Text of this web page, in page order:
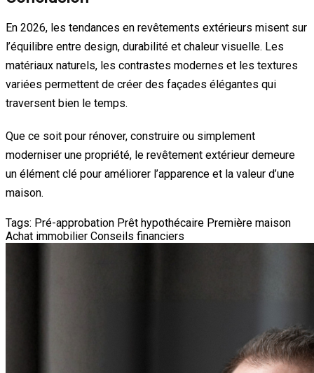
En 2026, les tendances en revêtements extérieurs misent sur
l’équilibre entre design, durabilité et chaleur visuelle. Les
matériaux naturels, les contrastes modernes et les textures
variées permettent de créer des façades élégantes qui
traversent bien le temps.
Que ce soit pour rénover, construire ou simplement
moderniser une propriété, le revêtement extérieur demeure
un élément clé pour améliorer l’apparence et la valeur d’une
maison.
Tags: Pré-approbation Prêt hypothécaire Première maison
Achat immobilier Conseils financiers